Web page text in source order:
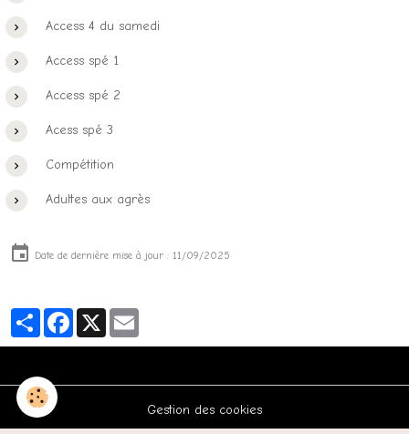
Access 4 du samedi
Access spé 1
Access spé 2
Acess spé 3
Compétition
Adultes aux agrès
Date de dernière mise à jour : 11/09/2025
PartagerFacebook
X
Gestion des cookies